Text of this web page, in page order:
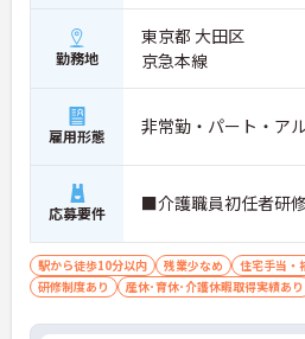
勤務地
東京都 大田区
京急本線
雇用形態 非常勤・パート・ア
応募要件 ■介護職員初任者研
駅から徒歩10分以内 残業少なめ 住宅手当・
研修制度あり
産休･育休･介護休暇取得実績あり